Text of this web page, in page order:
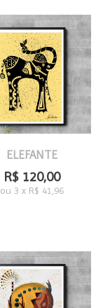
ELEFANTE
R$ 120,00
ou 3 x R$ 41,96